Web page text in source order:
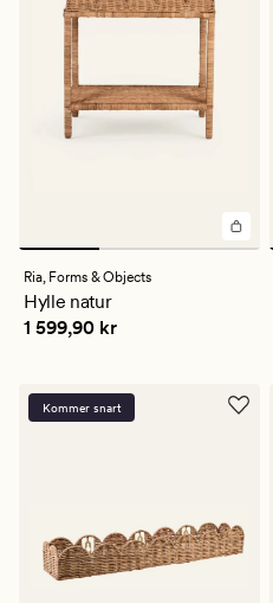
Ria, Forms & Objects
Hylle natur
Pris 1 599,90 kr
1 599,90 kr
Kommer snart